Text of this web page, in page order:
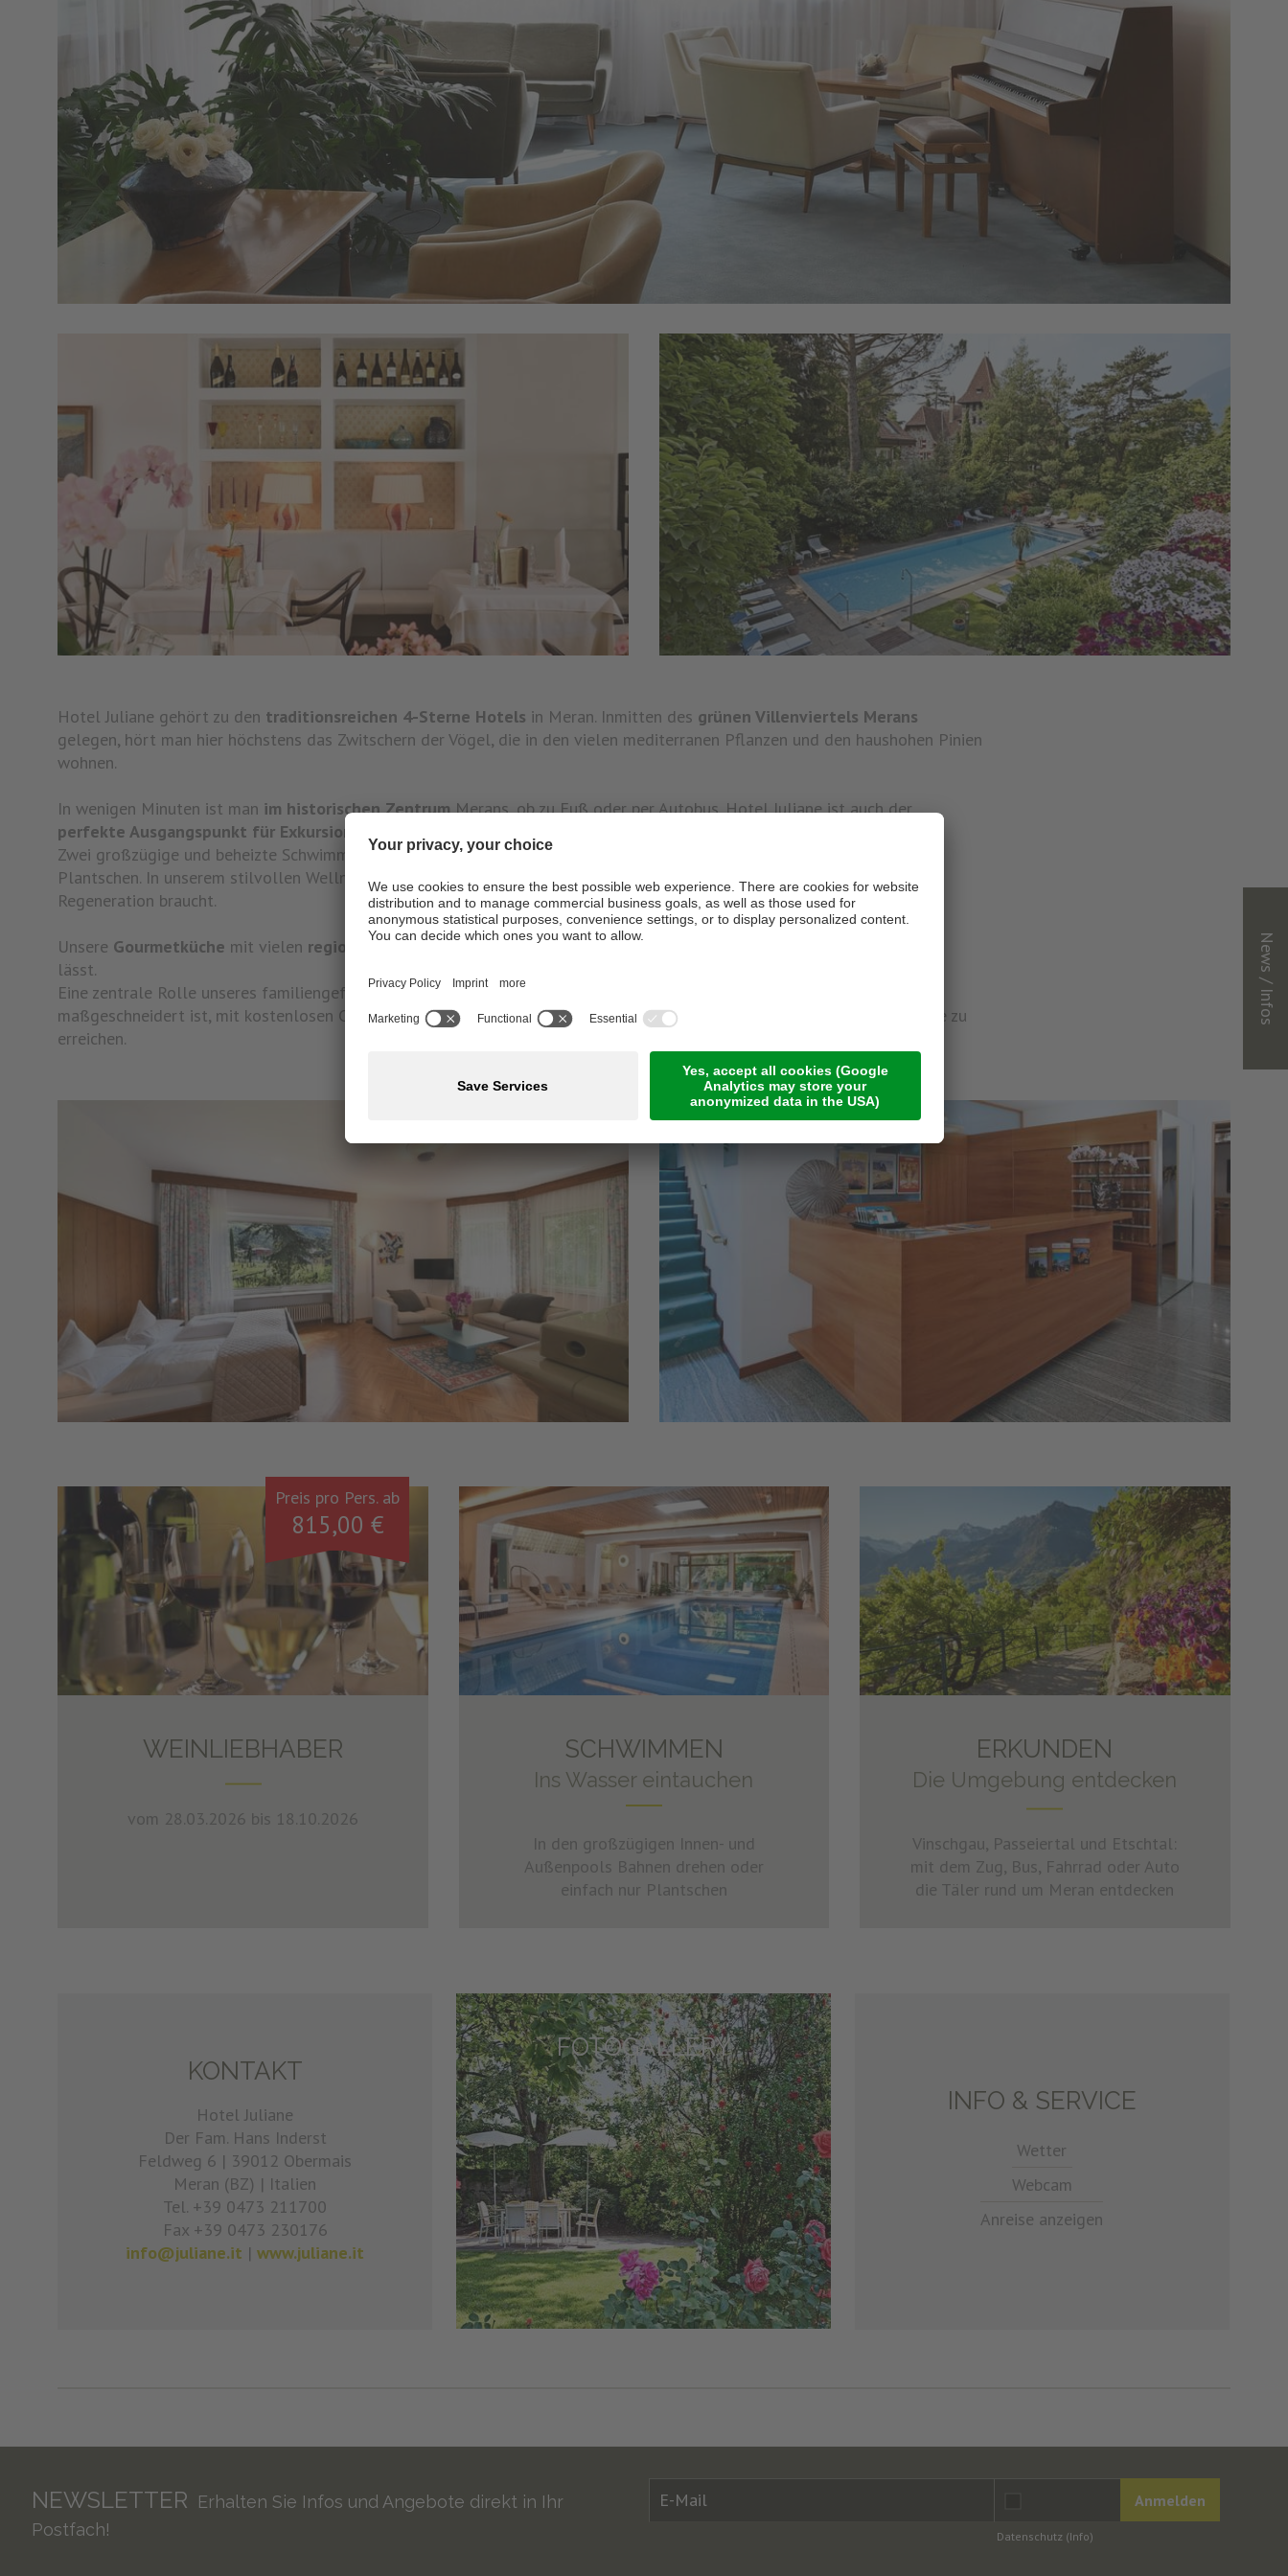
News / Infos
Hotel Juliane gehört zu den traditionsreichen 4-Sterne Hotels in Meran. Inmitten des grünen Villenviertels Merans
gelegen, hört man hier höchstens das Zwitschern der Vögel, die in den vielen mediterranen Pflanzen und den haushohen Pinien
wohnen.
In wenigen Minuten ist man im historischen ZentrumMerans, ob zu Fuß oder per Autobus. Hotel Juliane ist auch der
perfekte Ausgangspunkt für Exkursionen
Zwei großzügige und beheizte Schwimmbäder, ein Frei- und ein Hallenbad, bieten ausreichend Platz zum Schwimmen und
Plantschen. In unserem stilvollen Wellnessbereich mit den zahlreichen Behandlungen finden Sie alles, was ihr Körper zur
Regeneration braucht.
Unsere Gourmetküche mit vielen regionalen Produktenwird von unseren Gästen hoch gelobt, wie sich online nachlesen
lässt.
Eine zentrale Rolle unseres familiengeführten Hotels stellt dieService-Qualität
maßgeschneidert ist, mit kostenlosen Concierge-Diensten. Und alles mit einem Ziel: die maximale Entspannung der Gäste zu
erreichen.
WEINLIEBHABER
vom 28.03.2026 bis 18.10.2026
Preis pro Pers. ab
815,00 €
SCHWIMMEN
Ins Wasser eintauchen
In den großzügigen Innen- und
Außenpools Bahnen drehen oder
einfach nur Plantschen
ERKUNDEN
Die Umgebung entdecken
Vinschgau, Passeiertal und Etschtal:
mit dem Zug, Bus, Fahrrad oder Auto
die Täler rund um Meran entdecken
KONTAKT
Hotel Juliane
Der Fam. Hans Inderst
Feldweg 6 | 39012 Obermais
Meran (BZ) | Italien
Tel. +39 0473 211700
Fax +39 0473 230176
info@juliane.it |www.juliane.it
FOTOGALLERY
INFO & SERVICE
Wetter
Webcam
Anreise anzeigen
NEWSLETTER
Erhalten Sie Infos und Angebote direkt in Ihr
Postfach!
Datenschutz (Info)
Anmelden